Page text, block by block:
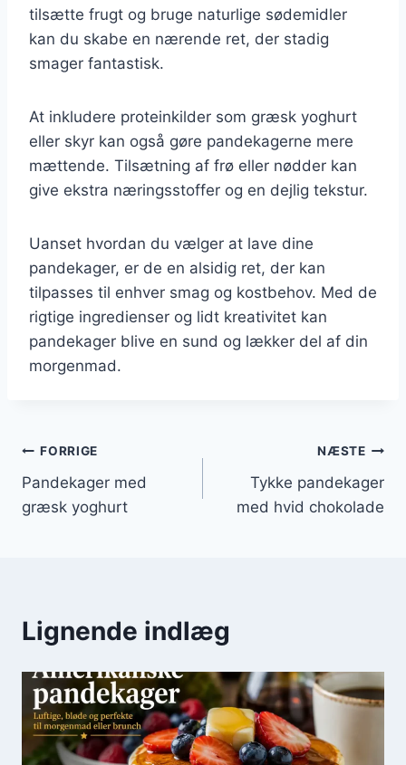
tilsætte frugt og bruge naturlige sødemidler
kan du skabe en nærende ret, der stadig
smager fantastisk.
At inkludere proteinkilder som græsk yoghurt
eller skyr kan også gøre pandekagerne mere
mættende. Tilsætning af frø eller nødder kan
give ekstra næringsstoffer og en dejlig tekstur.
Uanset hvordan du vælger at lave dine
pandekager, er de en alsidig ret, der kan
tilpasses til enhver smag og kostbehov. Med de
rigtige ingredienser og lidt kreativitet kan
pandekager blive en sund og lækker del af din
morgenmad.
Indlægsnavigation
FORRIGE
Pandekager med
græsk yoghurt
NÆSTE
Tykke pandekager
med hvid chokolade
Lignende indlæg